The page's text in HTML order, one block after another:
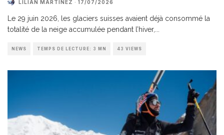
LILIAN MARTINEZ · 17/07/2026
Le 29 juin 2026, les glaciers suisses avaient déjà consommé la
totalité de la neige accumulée pendant l’hiver,
NEWS TEMPS DE LECTURE: 3 MN 43 VIEWS